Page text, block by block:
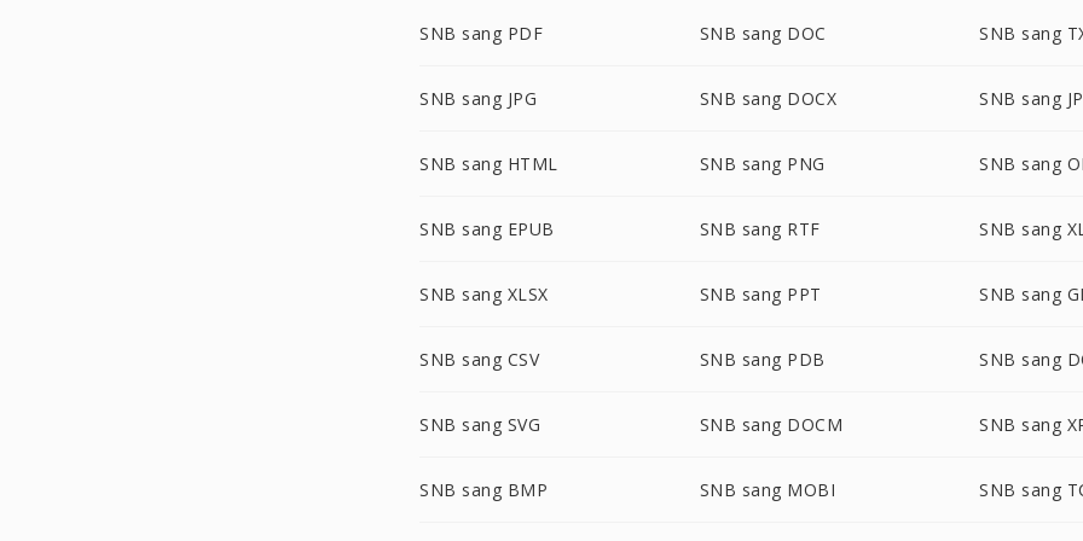
SNB sang PDF SNB sang DOC SNB sang
SNB sang JPG SNB sang DOCX SNB sang
SNB sang HTML SNB sang PNG SNB sang
SNB sang EPUB SNB sang RTF SNB sang
SNB sang XLSX SNB sang PPT SNB sang
SNB sang CSV SNB sang PDB SNB sang
SNB sang SVG SNB sang DOCM SNB sang
SNB sang BMP SNB sang MOBI SNB sang